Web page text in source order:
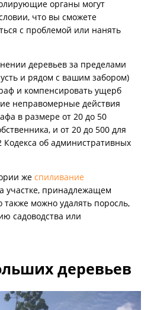
органы могут
что вы сможете
с проблемой или нанять
деревьев за пределами
и рядом с вашим забором)
и компенсировать ущерб
неправомерные действия
в размере от 20 до 50
и от 20 до 500 для
Кодекса об административных
жеспиливание
участке, принадлежащем
также можно удалять поросль,
садоводства или
деревьев